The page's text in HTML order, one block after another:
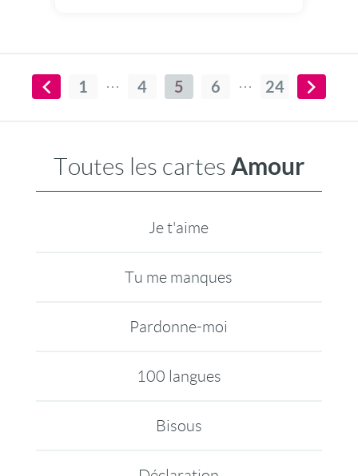
1 4 5 6 24
Toutes les cartes Amour
Je t'aime
Tu me manques
Pardonne-moi
100 langues
Bisous